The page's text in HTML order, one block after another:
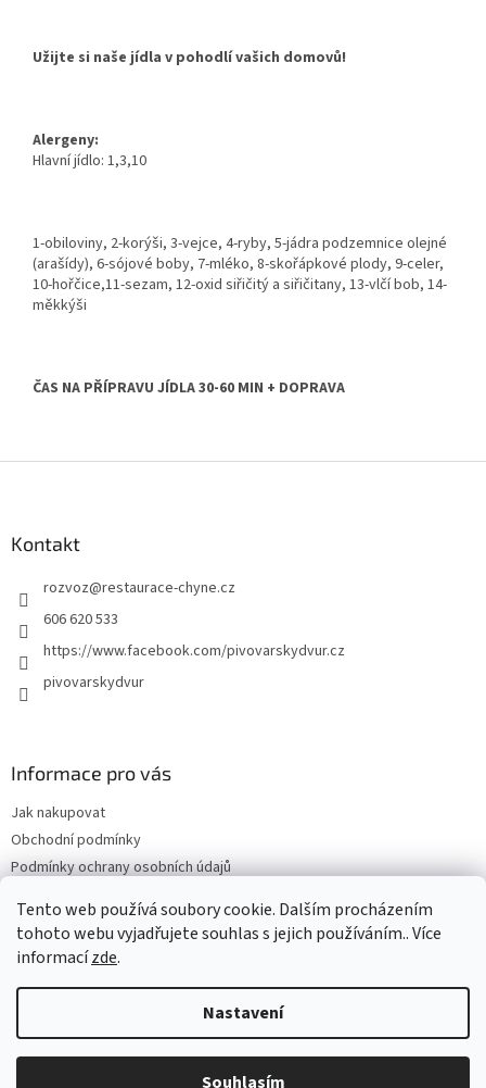
Tento web používá soubory cookie. Dalším procházením
tohoto webu vyjadřujete souhlas s jejich používáním.. Více
informacízde.
Nastavení
Souhlasím
Užijte si naše jídla v pohodlí vašich domovů!
Alergeny:
Hlavní jídlo: 1,3,10
1-obiloviny, 2-korýši, 3-vejce, 4-ryby, 5-jádra podzemnice olejné
(arašídy), 6-sójové boby, 7-mléko, 8-skořápkové plody, 9-celer,
10-hořčice,11-sezam, 12-oxid siřičitý a siřičitany, 13-vlčí bob, 14-
měkkýši
ČAS NA PŘÍPRAVU JÍDLA 30-60 MIN + DOPRAVA
Kontakt
rozvoz@restaurace-chyne.cz
606 620 533
https://www.facebook.com/pivovarskydvur.cz
pivovarskydvur
Informace pro vás
Jak nakupovat
Obchodní podmínky
Podmínky ochrany osobních údajů
PlnímeSítě.cz
Vytvořil Shoptet